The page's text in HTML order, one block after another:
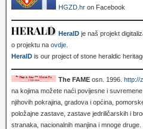
HGZD.hr on Facebook
HeralD je naš projekt
o projektu na ovdje
HeralD is our project of stone heraldic
The FAME osn. 1996. http://
na kojima možete naći povijesne i
njihovih pokrajina, gradova i općina,
položajne zastave, zastave jedriličarskih i
stranaka, nacionalnih manjina i mnoge druge.